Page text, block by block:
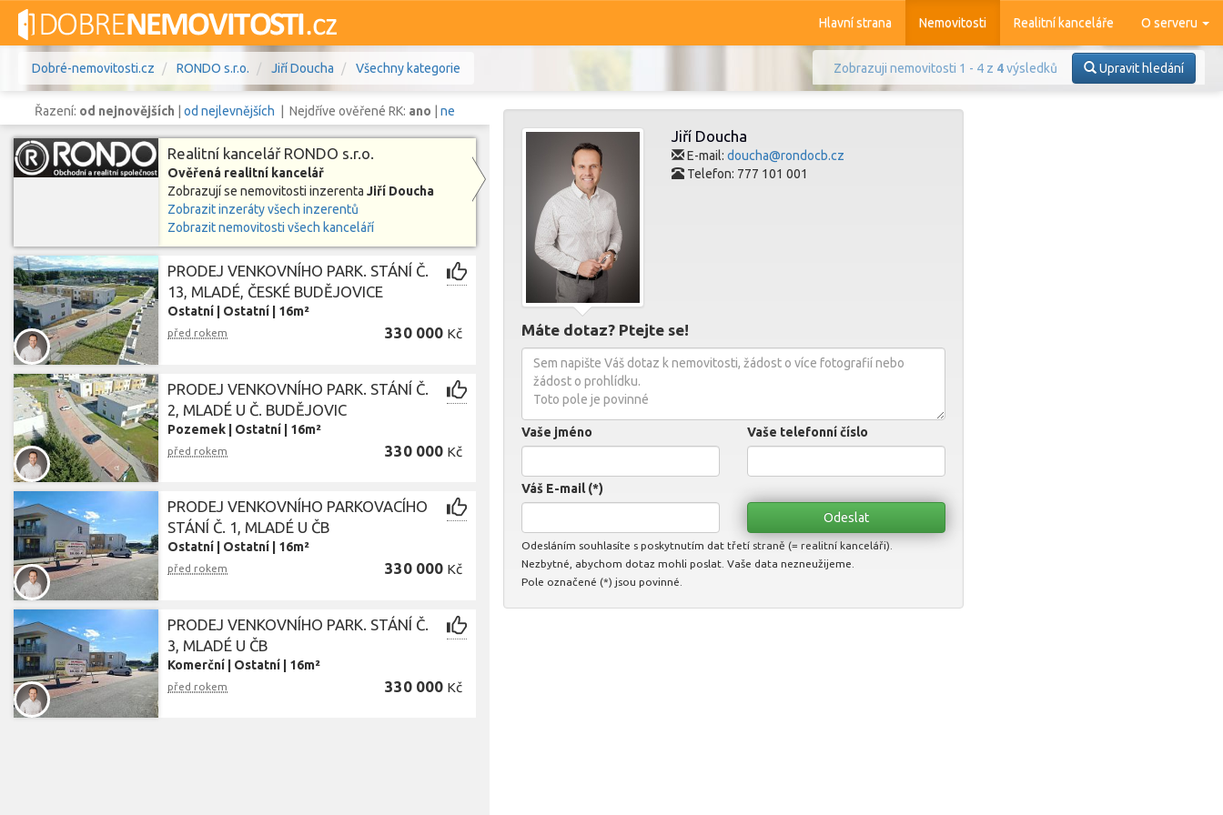
Hlavní strana Nemovitosti Realitní kanceláře O serveru
Zobrazuji nemovitosti 1 - 4 z 4výsledků Upravit hledání
Dobré-nemovitosti.cz RONDO s.r.o. Jiří Doucha Všechny kategorie
Byty Domy Pozemky Komerční
Lokalita Lokalita
Cena
Řazení: od nejnovějších od nejlevnějších | Nejdříve ověřené RK: ano ne
Realitní kancelář RONDO s.r.o.
Ověřená realitní kancelář
Zobrazují se nemovitosti inzerentaJiří Doucha
Zobrazit inzeráty všech inzerentů
Zobrazit nemovitosti všech kanceláří
PRODEJ VENKOVNÍHO PARK. STÁNÍ Č.
13, MLADÉ, ČESKÉ BUDĚJOVICE
Ostatní Ostatní 16m²
před rokem 330 000 Kč
PRODEJ VENKOVNÍHO PARK. STÁNÍ Č.
2, MLADÉ U Č. BUDĚJOVIC
Pozemek Ostatní 16m²
před rokem 330 000 Kč
PRODEJ VENKOVNÍHO PARKOVACÍHO
STÁNÍ Č. 1, MLADÉ U ČB
Ostatní Ostatní 16m²
před rokem 330 000 Kč
PRODEJ VENKOVNÍHO PARK. STÁNÍ Č.
3, MLADÉ U ČB
Komerční | Ostatní | 16m²
před rokem 330 000 Kč
Jiří Doucha
E-mail:doucha@rondocb.cz
Telefon: 777 101 001
Máte dotaz? Ptejte se!
Vaše jméno Vaše telefonní číslo
Váš E-mail (*)
Odesláním souhlasíte s poskytnutím dat třetí straně (= realitní kanceláři).
Nezbytné, abychom dotaz mohli poslat. Vaše data nezneužijeme.
Pole označené (*) jsou povinné.